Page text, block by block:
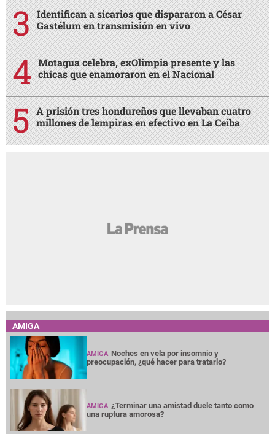
Identifican a sicarios que dispararon a César
Gastélum en transmisión en vivo
Motagua celebra, exOlimpia presente y las
chicas que enamoraron en el Nacional
A prisión tres hondureños que llevaban cuatro
millones de lempiras en efectivo en La Ceiba
AMIGA
AMIGA Noches en vela por insomnio y
preocupación, ¿qué hacer para tratarlo?
AMIGA ¿Terminar una amistad duele tanto como
una ruptura amorosa?